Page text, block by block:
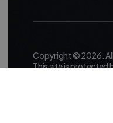
Copyright © 2026.
This site is protected